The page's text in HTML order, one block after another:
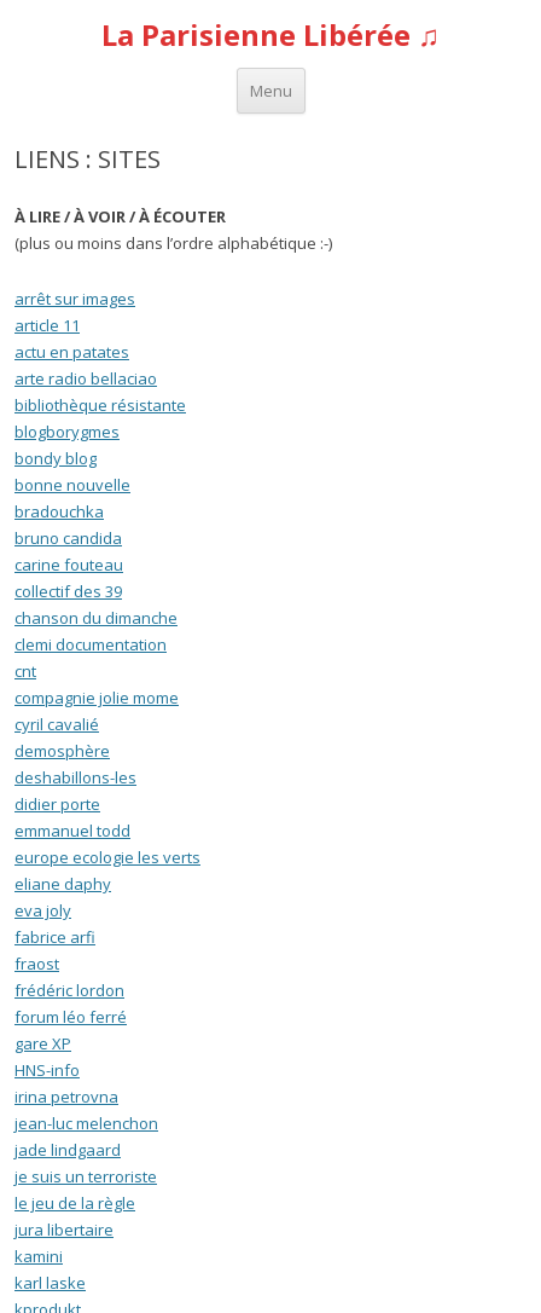
La Parisienne Libérée ♫
Menu
Aller au contenu
LIENS : SITES
À LIRE / À VOIR / À ÉCOUTER
(plus ou moins dans l’ordre alphabétique :-)
arrêt sur images
article 11
actu en patates
arte radio bellaciao
bibliothèque résistante
blogborygmes
bondy blog
bonne nouvelle
bradouchka
bruno candida
carine fouteau
collectif des 39
chanson du dimanche
clemi documentation
cnt
compagnie jolie mome
cyril cavalié
demosphère
deshabillons-les
didier porte
emmanuel todd
europe ecologie les verts
eliane daphy
eva joly
fabrice arfi
fraost
frédéric lordon
forum léo ferré
gare XP
HNS-info
irina petrovna
jean-luc melenchon
jade lindgaard
je suis un terroriste
le jeu de la règle
jura libertaire
kamini
karl laske